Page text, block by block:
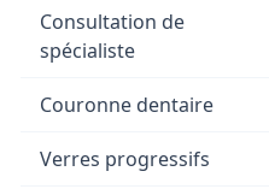
Consultation de
spécialiste
Couronne dentaire
Verres progressifs